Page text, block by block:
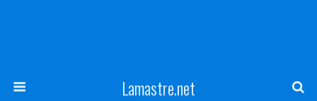
Lamastre.net